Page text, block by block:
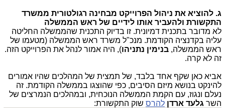
ג. להוציא את ניהול הפרוייקט מבחינה רגולטורית ממשרד
התקשורת ולהעביר אותו לידיים של ראש הממשלה
לא מדובר בתכנית דמיונית. זו בדיוק התכנית שהממשלה החליטה
עליה בקדנציה הקודמת. מנכ"ל משרד ראש הממשלה (מטעמו של
ראש הממשלה, בנימין נתניהו), היה אמור לנהל את הפרוייקט הזה.
זה לא קרה.
אביא כאן שקף אחד בלבד, של תמצית של המהלכים שהיו אמורים
להינקט בנושא מיזם הסיבים, כפי שהוצגו בממשלה הקודמת. זה
נעלם ונגוז, עם הקמת הממשלה הנוכחית, ובמהלכים הנמרצים של
השר גלעד ארדן להרס שוק התקשורת: